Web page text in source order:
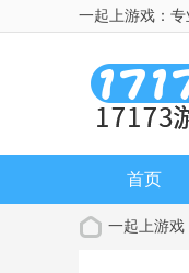
一起上游戏：
首页
一起上游戏